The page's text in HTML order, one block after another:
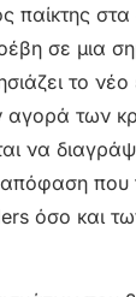
παίκτης
σε μια
το νέο
αγορά των
να
που
όσο και